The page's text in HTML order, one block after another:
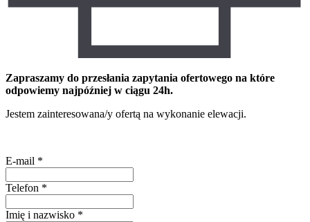
Zapraszamy do przesłania zapytania ofertowego na które
odpowiemy najpóźniej w ciągu 24h.
Jestem zainteresowana/y ofertą na wykonanie elewacji.
E-mail *
Telefon *
Imię i nazwisko *